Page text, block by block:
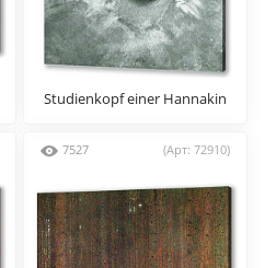
Studienkopf einer Hannakin
7527 (Арт: 72910)